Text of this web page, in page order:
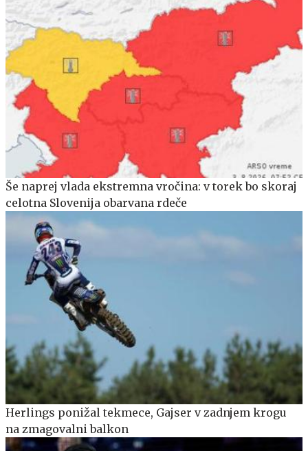
Še naprej vlada ekstremna vročina: v torek bo skoraj
celotna Slovenija obarvana rdeče
Herlings ponižal tekmece, Gajser v zadnjem krogu
na zmagovalni balkon